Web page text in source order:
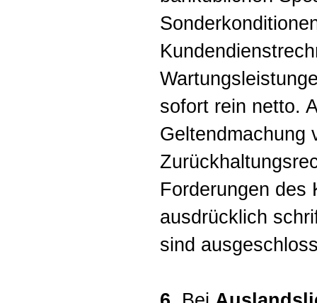
sofort rein netto.
Geltendmachung
Forderungen des
ausdrücklich
sind